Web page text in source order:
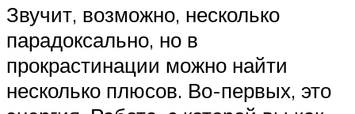
Звучит, возможно, несколько
парадоксально, но в
прокрастинации можно найти
несколько плюсов. Во-первых, это